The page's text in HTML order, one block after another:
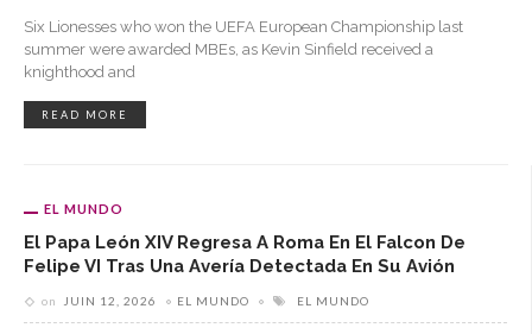
Six Lionesses who won the UEFA European Championship last
summer were awarded MBEs, as Kevin Sinfield received a
knighthood and
READ MORE
EL MUNDO
El Papa León XIV Regresa A Roma En El Falcon De
Felipe VI Tras Una Avería Detectada En Su Avión
on JUIN 12, 2026 EL MUNDO EL MUNDO